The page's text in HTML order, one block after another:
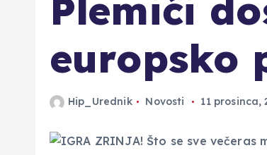
Plemići
europsko
Hip_Urednik Novosti 11 prosinca,